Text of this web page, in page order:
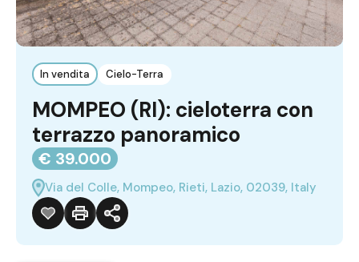
In vendita Cielo-Terra
MOMPEO (RI): cieloterra con
terrazzo panoramico
€ 39.000
Via del Colle, Mompeo, Rieti, Lazio, 02039, Italy